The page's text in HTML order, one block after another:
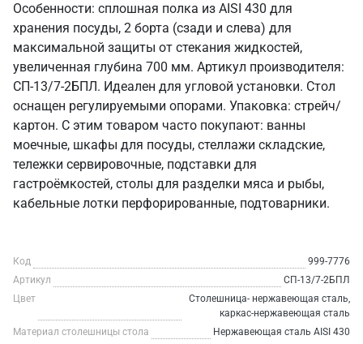
Особенности: сплошная полка из AISI 430 для
хранения посуды, 2 борта (сзади и слева) для
максимальной защиты от стекания жидкостей,
увеличенная глубина 700 мм. Артикул производителя:
СП-13/7-2БПЛ. Идеален для угловой установки. Стол
оснащен регулируемыми опорами. Упаковка: стрейч/
картон. С этим товаром часто покупают: ванны
моечные, шкафы для посуды, стеллажи складские,
тележки сервировочные, подставки для
гастроёмкостей, столы для разделки мяса и рыбы,
кабельные лотки перфорированные, подтоварники.
Код
999-7776
Артикул
СП-13/7-2БПЛ
Цвет
Столешница- нержавеющая сталь,
каркас-нержавеющая сталь
Материал столешницы стола
Нержавеющая сталь AISI 430